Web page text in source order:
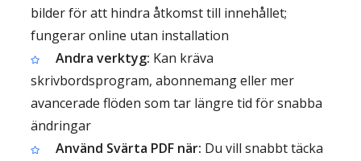
bilder för att hindra åtkomst till innehållet;
fungerar online utan installation
Andra verktyg: Kan kräva
skrivbordsprogram, abonnemang eller mer
avancerade flöden som tar längre tid för snabba
ändringar
Använd Svärta PDF när: Du vill snabbt täcka